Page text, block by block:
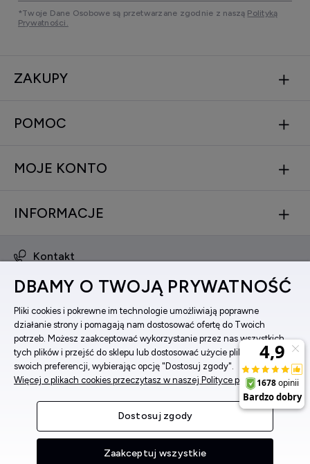
*Twoje Dane Osobowe są przetwarzane zgodnie z naszą Polityką
Prywatności.
ZAKUPY
POMOC
MOJE KONTO
INFORMACJE
Kontakt
ul. Bema 5, 33-100 Tarnów, woj. małopolskie
Facebook
Instagram
Sklep internetowy Shoper Premium
DBAMY O TWOJĄ PRYWATNOŚĆ
Pliki cookies i pokrewne im technologie umożliwiają poprawne
działanie strony i pomagają nam dostosować ofertę do Twoich
potrzeb. Możesz zaakceptować wykorzystanie przez nas wszystkich
tych plików i przejść do sklepu lub dostosować użycie plików do
swoich preferencji, wybierając opcję "Dostosuj zgody".
Więcej o plikach cookies przeczytasz w naszej Polityce prywatności.
Dostosuj zgody
Zaakceptuj wszystkie